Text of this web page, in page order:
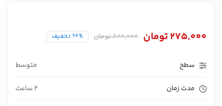
275,000تومان 800,000تومان 66% تخفیف
سطح متوسط
مدت زمان 2 ساعت